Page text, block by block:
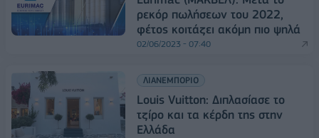
ρεκόρ πωλήσεων του 2022,
φέτος κοιτάζει ακόμη πιο ψηλά
02/06/2023 - 07:40
ΛΙΑΝΕΜΠΟΡΙΟ
Louis Vuitton: Διπλασίασε το
τζίρο και τα κέρδη της στην
Ελλάδα